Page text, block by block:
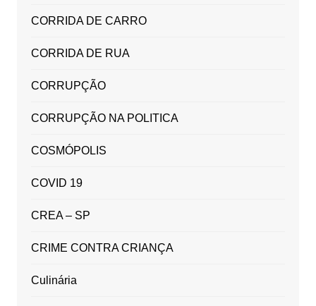
CORRIDA DE CARRO
CORRIDA DE RUA
CORRUPÇÃO
CORRUPÇÃO NA POLITICA
COSMÓPOLIS
COVID 19
CREA – SP
CRIME CONTRA CRIANÇA
Culinária